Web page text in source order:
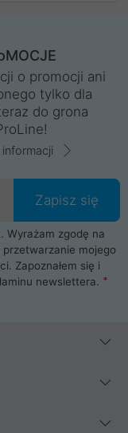
Kalisz, Bytom,
Działamy
siedzibę
Cała
jest
albo laptopa w
komputerowe
pamięci,
pomogą Ci wybrać
do komputera.
na rynku
Apple, Samsung i
możesz
o promocji ani
tylko dla
do grona
Zapisz się
Wyrażam zgodę na
mojego
Zapoznałem się i
newslettera.